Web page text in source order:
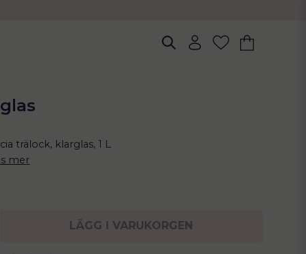
trälock, klarglas, 1 L
mer
LÄGG I VARUKORGEN